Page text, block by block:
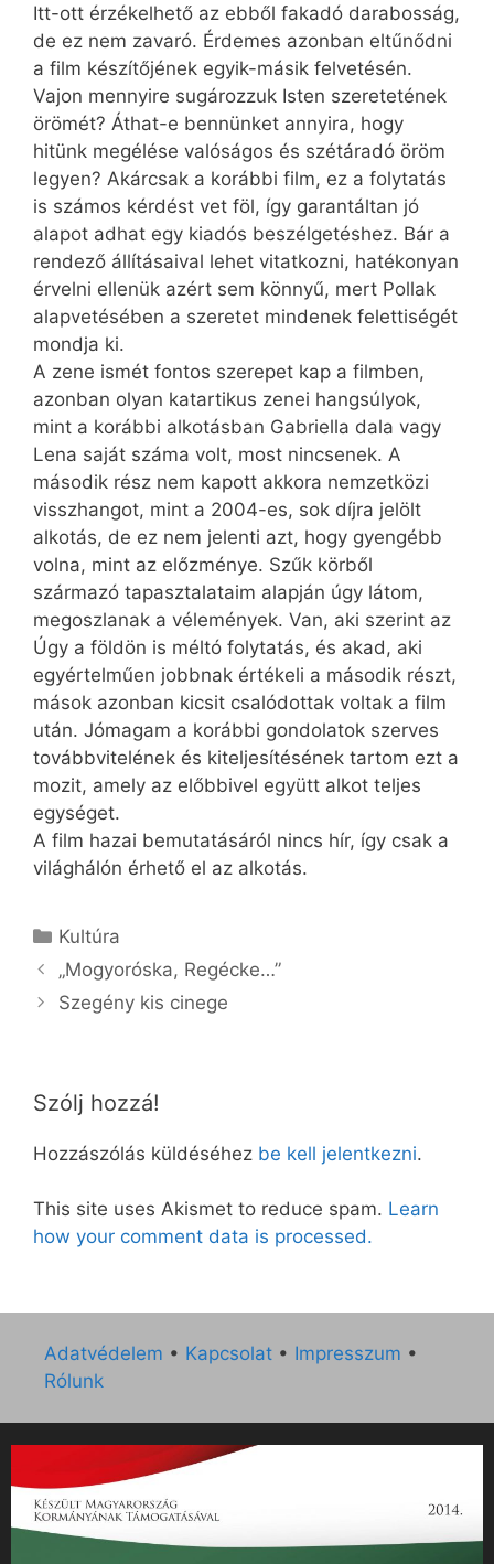
Itt-ott érzékelhető az ebből fakadó darabosság,
de ez nem zavaró. Érdemes azonban eltűnődni
a film készítőjének egyik-másik felvetésén.
Vajon mennyire sugározzuk Isten szeretetének
örömét? Áthat-e bennünket annyira, hogy
hitünk megélése valóságos és szétáradó öröm
legyen? Akárcsak a korábbi film, ez a folytatás
is számos kérdést vet föl, így garantáltan jó
alapot adhat egy kiadós beszélgetéshez. Bár a
rendező állításaival lehet vitatkozni, hatékonyan
érvelni ellenük azért sem könnyű, mert Pollak
alapvetésében a szeretet mindenek felettiségét
mondja ki.
A zene ismét fontos szerepet kap a filmben,
azonban olyan katartikus zenei hangsúlyok,
mint a korábbi alkotásban Gabriella dala vagy
Lena saját száma volt, most nincsenek. A
második rész nem kapott akkora nemzetközi
visszhangot, mint a 2004-es, sok díjra jelölt
alkotás, de ez nem jelenti azt, hogy gyengébb
volna, mint az előzménye. Szűk körből
származó tapasztalataim alapján úgy látom,
megoszlanak a vélemények. Van, aki szerint az
Úgy a földön is méltó folytatás, és akad, aki
egyértelműen jobbnak értékeli a második részt,
mások azonban kicsit csalódottak voltak a film
után. Jómagam a korábbi gondolatok szerves
továbbvitelének és kiteljesítésének tartom ezt a
mozit, amely az előbbivel együtt alkot teljes
egységet.
A film hazai bemutatásáról nincs hír, így csak a
világhálón érhető el az alkotás.
Kategória
Kultúra
„Mogyoróska, Regécke…”
Szegény kis cinege
Szólj hozzá!
Hozzászólás küldéséhez be kell jelentkezni.
This site uses Akismet to reduce spam. Learn
how your comment data is processed.
Adatvédelem • Kapcsolat • Impresszum •
Rólunk